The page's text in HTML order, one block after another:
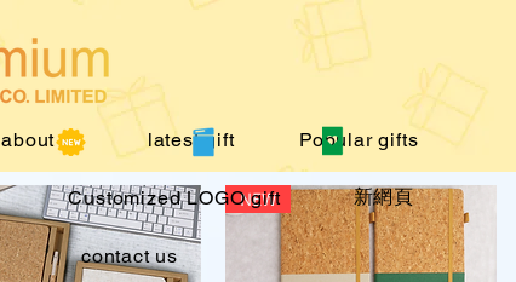
about us latest gift Popular gifts
Customized LOGO gift 新網頁
contact us
NEW